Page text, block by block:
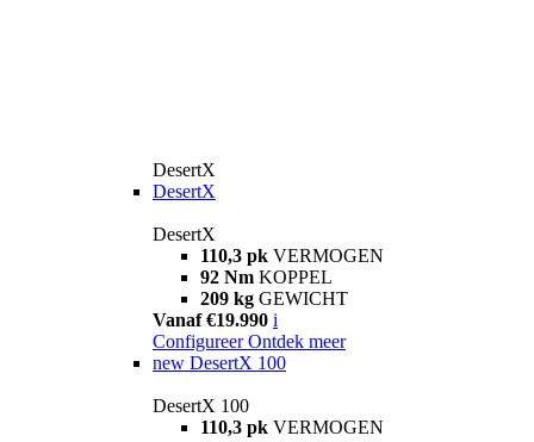
DesertX
DesertX
DesertX
110,3 pk VERMOGEN
92 Nm KOPPEL
209 kg GEWICHT
Vanaf €19.990 i
Configureer Ontdek meer
new DesertX 100
DesertX 100
110,3 pk VERMOGEN